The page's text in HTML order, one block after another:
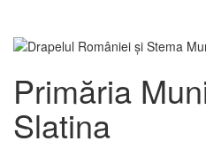
Primăria
Slatina